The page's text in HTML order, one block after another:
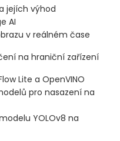
jejích výhod
AI
v reálném čase
na hraniční zařízení
Lite a OpenVINO
pro nasazení na
YOLOv8 na